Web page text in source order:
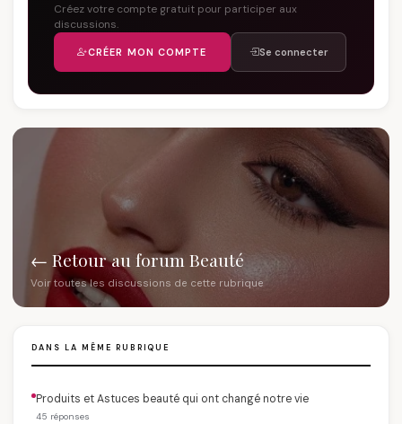
Créez votre compte gratuit pour participer aux
discussions.
CRÉER MON COMPTE Se connecter
← Retour au forum Beauté
Voir toutes les discussions de cette rubrique
DANS LA MÊME RUBRIQUE
Produits et Astuces beauté qui ont changé notre vie
45 réponses